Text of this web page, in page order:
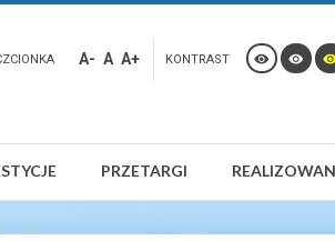
A- A A+ KONTRAST
PRZETARGI